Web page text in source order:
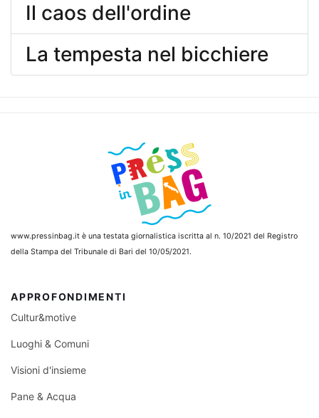
Il caos dell'ordine
La tempesta nel bicchiere
www.pressinbag.it è una testata giornalistica iscritta al n. 10/2021 del Registro
della Stampa del Tribunale di Bari del 10/05/2021.
APPROFONDIMENTI
Cultur&motive
Luoghi & Comuni
Visioni d'insieme
Pane & Acqua